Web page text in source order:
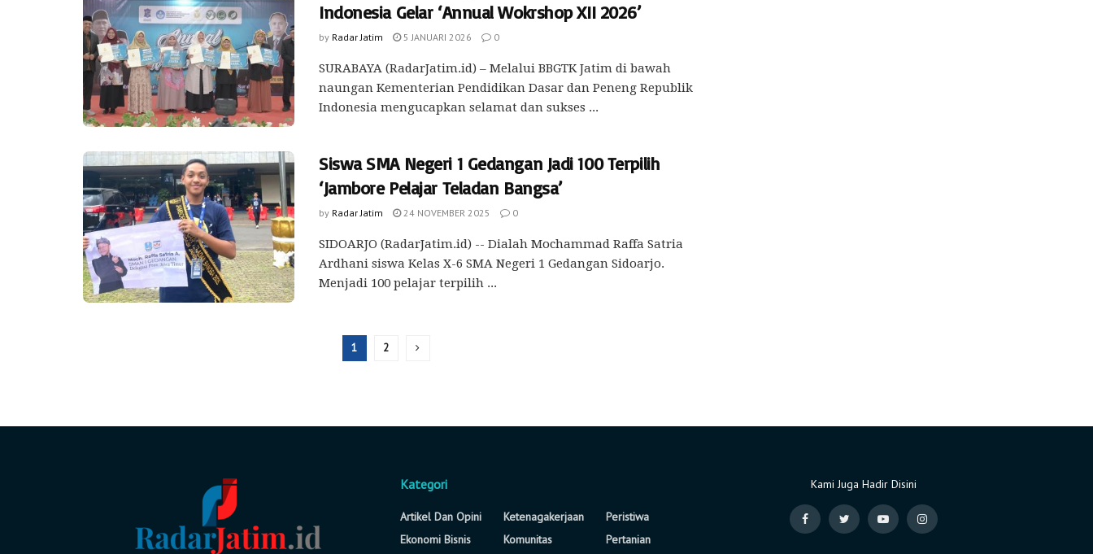
Indonesia Gelar ‘Annual Wokrshop XII 2026’
by Radar Jatim 5 JANUARI 2026 0
SURABAYA (RadarJatim.id) – Melalui BBGTK Jatim di bawah
naungan Kementerian Pendidikan Dasar dan Peneng Republik
Indonesia mengucapkan selamat dan sukses ...
Siswa SMA Negeri 1 Gedangan Jadi 100 Terpilih
‘Jambore Pelajar Teladan Bangsa’
by Radar Jatim 24 NOVEMBER 2025 0
SIDOARJO (RadarJatim.id) -- Dialah Mochammad Raffa Satria
Ardhani siswa Kelas X-6 SMA Negeri 1 Gedangan Sidoarjo.
Menjadi 100 pelajar terpilih ...
1 2
Kategori
Artikel Dan Opini
Ekonomi Bisnis
Ketenagakerjaan
Komunitas
Peristiwa
Pertanian
Kami Juga Hadir Disini